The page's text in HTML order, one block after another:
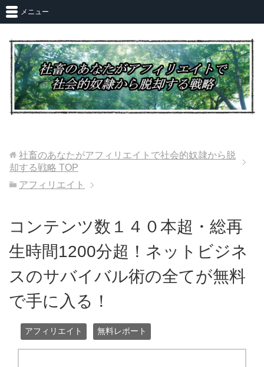
メニュー
社畜のあなたがアフィリエイトで社会的奴隷から脱
却する戦略 TOP
アフィリエイト
コンテンツ数１４０本超・総再
生時間1200分超！ネットビジネ
スのサバイバル術の全てが無料
で手に入る！
アフィリエイト 無料レポート